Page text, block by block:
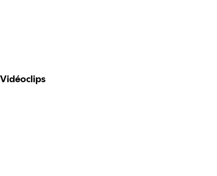
Vidéoclips